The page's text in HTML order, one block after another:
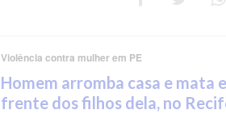
Violência contra mulher em PE
Homem arromba casa e mata
frente dos filhos dela, no